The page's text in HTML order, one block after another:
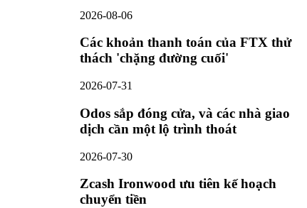
2026-08-06
Các khoản thanh toán của FTX thử
thách 'chặng đường cuối'
2026-07-31
Odos sắp đóng cửa, và các nhà giao
dịch cần một lộ trình thoát
2026-07-30
Zcash Ironwood ưu tiên kế hoạch
chuyển tiền